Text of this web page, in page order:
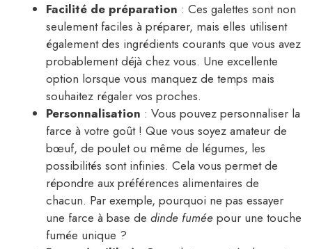
Facilité de préparation : Ces galettes sont non
seulement faciles à préparer, mais elles utilisent
également des ingrédients courants que vous avez
probablement déjà chez vous. Une excellente
option lorsque vous manquez de temps mais
souhaitez régaler vos proches.
Personnalisation : Vous pouvez personnaliser la
farce à votre goût ! Que vous soyez amateur de
bœuf, de poulet ou même de légumes, les
possibilités sont infinies. Cela vous permet de
répondre aux préférences alimentaires de
chacun. Par exemple, pourquoi ne pas essayer
une farce à base de dinde fumée pour une touche
fumée unique ?